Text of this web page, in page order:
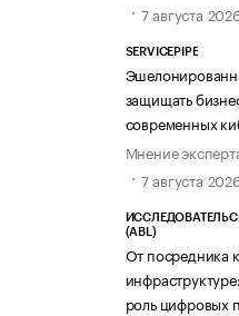
7 августа
SERVICEPIPE
защищать
современных
Мнение
7 августа
(ABL)
От посредника к
роль цифровых